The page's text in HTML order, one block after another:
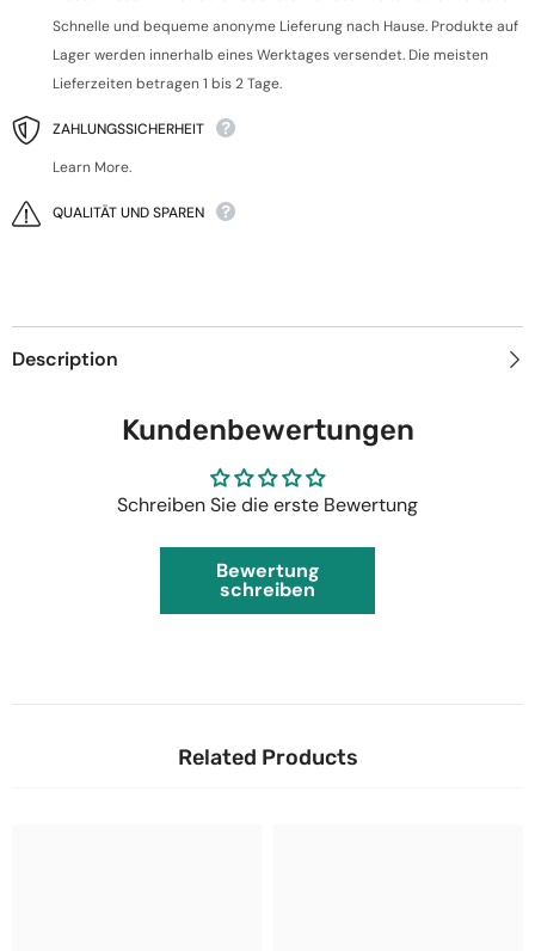
Schnelle und bequeme anonyme Lieferung nach Hause. Produkte auf
Lager werden innerhalb eines Werktages versendet. Die meisten
Lieferzeiten betragen 1 bis 2 Tage.
ZAHLUNGSSICHERHEIT
Learn More.
QUALITÄT UND SPAREN
Description
Kundenbewertungen
Schreiben Sie die erste Bewertung
Bewertung
schreiben
Related Products